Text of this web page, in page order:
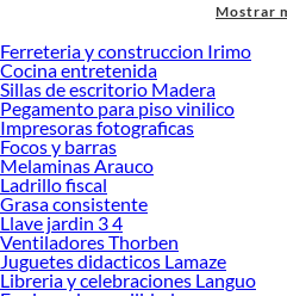
accesorios de calidad que te ayudarán a
Desde remodelaciones hasta proyectos de
tus ideas realidad. ¡Visítanos y encuentra
Seguridad Vial!
Explora la variedad de productos de
Herramientas, materiales y accesorios de
renovación de espacios. ¡Visítanos y
ofrecerte!
Encuentra una amplia variedad de
Encuentra todo lo necesario para tus
Mostrar
Ferreteria y construccion Irimo
Cocina entretenida
Sillas de escritorio Madera
Pegamento para piso vinilico
Impresoras fotograficas
Focos y barras
Melaminas Arauco
Ladrillo fiscal
Grasa consistente
Llave jardin 3 4
Ventiladores Thorben
Juguetes didacticos Lamaze
Libreria y celebraciones Languo